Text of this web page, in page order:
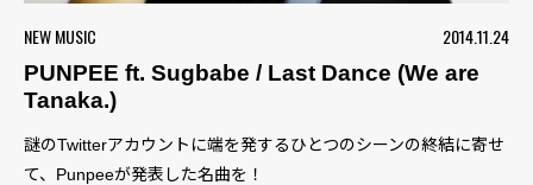
NEW MUSIC
2014.11.24
PUNPEE ft. Sugbabe / Last Dance (We are
Tanaka.)
謎のTwitterアカウントに端を発するひとつのシーンの終結に寄せ
て、Punpeeが発表した名曲を！